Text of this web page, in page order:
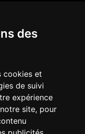
des
cookies et
de suivi
expérience
site, pour